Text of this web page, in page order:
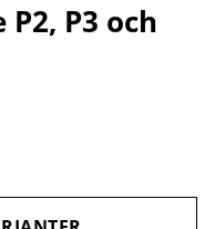
P3 och